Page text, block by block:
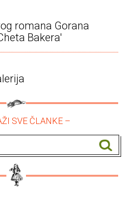
romana Gorana
Bakera'
SVE ČLANKE –